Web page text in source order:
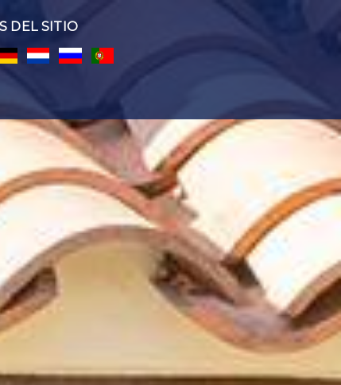
DEL SITIO